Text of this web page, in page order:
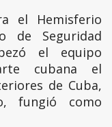
el Hemisferio
de Seguridad
el equipo
cubana el
de Cuba,
fungió como